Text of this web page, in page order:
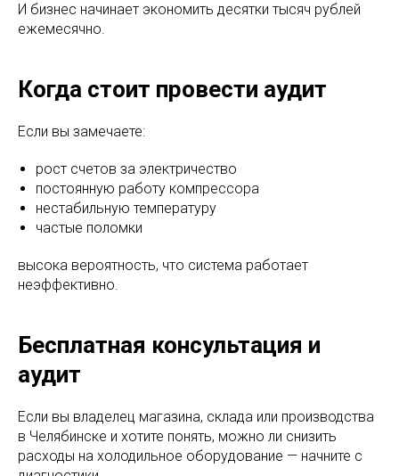
И бизнес начинает экономить десятки тысяч рублей
ежемесячно.
Когда стоит провести аудит
Если вы замечаете:
рост счетов за электричество
постоянную работу компрессора
нестабильную температуру
частые поломки
высока вероятность, что система работает
неэффективно.
Бесплатная консультация и
аудит
Если вы владелец магазина, склада или производства
в Челябинске и хотите понять, можно ли снизить
расходы на холодильное оборудование — начните с